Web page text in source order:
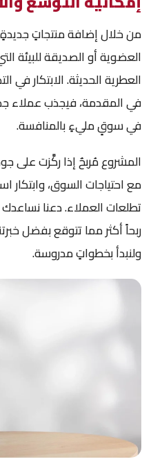
من خلال إضافة منتجاتٍ
العضوية أو الصديقة للبيئة
العطرية الحديثة. الابتكار في
في المقدمة، فيجذب عملاء
في سوقٍ مليءٍ بالمنافسة.
المشروع مُربحٌ إذا ركَّزت على
مع احتياجات السوق، وابتكار
تطلعات العملاء. دعنا
ربحاً أكثر مما تتوقع بفضل
ولنبدأ بخطواتٍ مدروسة.